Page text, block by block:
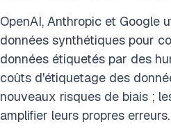
OpenAI, Anthropic et Google
données synthétiques pour
données étiquetés par des
coûts d'étiquetage des
nouveaux risques de biais ;
amplifier leurs propres erreurs.